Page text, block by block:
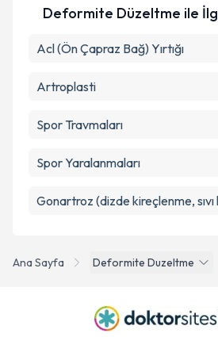
Ana Sayfa Deformite Duzeltme
Deformite Düzeltme ile
Acl (Ön Çapraz Bağ) Yırtığı
Artroplasti
Spor Travmaları
Spor Yaralanmaları
Gonartroz (dizde kireçlenme, sıvı